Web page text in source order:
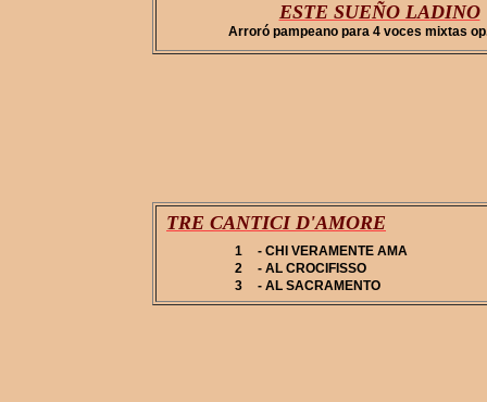
ESTE SUEÑO LADINO
Arroró pampeano para 4 voces mixtas
TRE CANTICI D'AMORE
1
- CHI VERAMENTE AMA
2
- AL CROCIFISSO
3
- AL SACRAMENTO